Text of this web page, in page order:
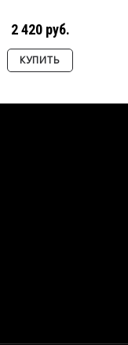
2 420 руб.
КУПИТЬ